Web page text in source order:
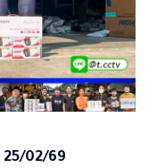
02/69